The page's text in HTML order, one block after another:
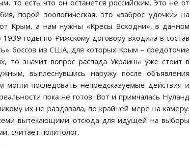
то есть что он останется российским. Это не от
порой зоологическая, это «заброс удочки» на
Крым, а нам нужны «Кресы Всходни», в данном
годы по Рижскому договору входила в состав
боссов из США, для которых Крым – средоточие
то значит вопрос распада Украины уже стоит в
выплеснувшись наружу после объявления
последовать непредсказуемые действия и
пока не готов. Вот и примчалась Нуланд
их не раздавала, по крайней мере на камеру.
вытекающими отсюда для идущей на выборы
считает политолог.